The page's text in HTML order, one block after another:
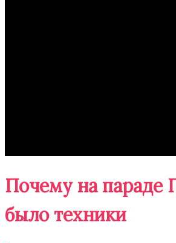
Почему на параде
было техники